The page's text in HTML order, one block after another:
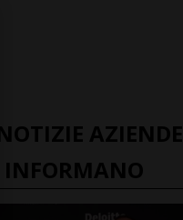
AZIENDE
INFORMANO